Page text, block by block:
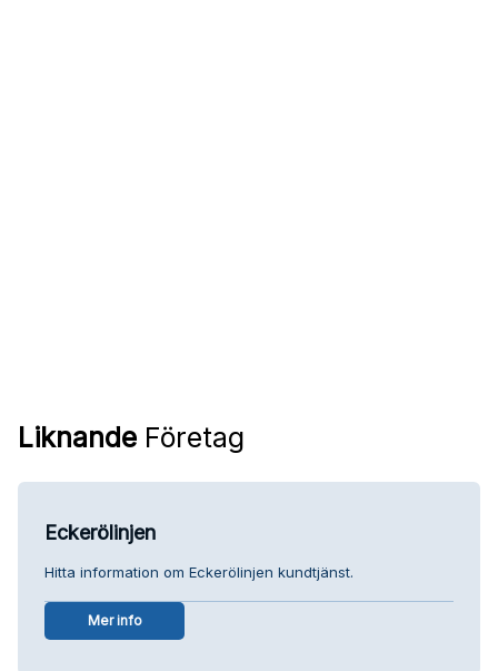
Liknande Företag
Eckerölinjen
Hitta information om Eckerölinjen kundtjänst.
Mer info